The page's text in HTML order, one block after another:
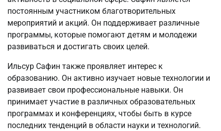
постоянным участником благотворительных
мероприятий и акций. Он поддерживает различные
программы, которые помогают детям и молодежи
развиваться и достигать своих целей.
Ильсур Сафин также проявляет интерес к
образованию. Он активно изучает новые технологии и
развивает свои профессиональные навыки. Он
принимает участие в различных образовательных
программах и конференциях, чтобы быть в курсе
последних тенденций в области науки и технологий.